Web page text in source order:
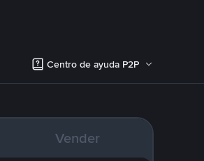
Centro de ayuda P2P
Vender